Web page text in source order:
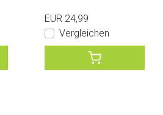
EUR 24,99
Vergleichen